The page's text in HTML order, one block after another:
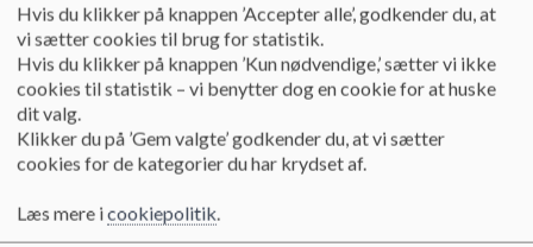
25.05.27 referat af skolebestyrelsesmøde
25.06.19 referat af skolebestyrelsesmøde
25.08.28 referat af skolebestyrelsesmøde
Hvis du klikker på knappen ’Accepter alle’, godkender du, at
vi sætter cookies til brug for statistik.
Hvis du klikker på knappen ’Kun nødvendige,’ sætter vi ikke
cookies til statistik – vi benytter dog en cookie for at huske
dit valg.
Klikker du på ’Gem valgte’ godkender du, at vi sætter
cookies for de kategorier du har krydset af.
Læs mere icookiepolitik.